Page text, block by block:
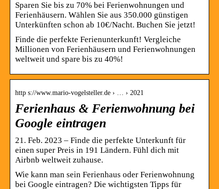
Sparen Sie bis zu 70% bei Ferienwohnungen und
Ferienhäusern. Wählen Sie aus 350.000 günstigen
Unterkünften schon ab 10€/Nacht. Buchen Sie jetzt!
Finde die perfekte Ferienunterkunft! Vergleiche
Millionen von Ferienhäusern und Ferienwohnungen
weltweit und spare bis zu 40%!
http s://www.mario-vogelsteller.de › … › 2021
Ferienhaus & Ferienwohnung bei
Google eintragen
21. Feb. 2023 – Finde die perfekte Unterkunft für
einen super Preis in 191 Ländern. Fühl dich mit
Airbnb weltweit zuhause.
Wie kann man sein Ferienhaus oder Ferienwohnung
bei Google eintragen? Die wichtigsten Tipps für